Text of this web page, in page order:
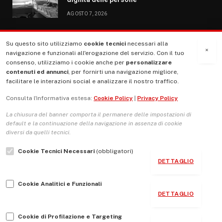
AGOSTO 7, 2026
MENU
La Nostra Storia
Le Copertine
L’Associazione
Indirizzo Socio Politico Culturale
Guida per le autrici e gli autori
×
Su questo sito utilizziamo cookie tecnici necessari alla
navigazione e funzionali all'erogazione del servizio. Con il tuo
consenso, utilizziamo i cookie anche per personalizzare
contenuti ed annunci, per fornirti una navigazione migliore,
facilitare le interazioni social e analizzare il nostro traffico.
Consulta l'informativa estesa: Cookie Policy Privacy Policy
La chiusura del banner comporta il permanere delle impostazioni di
default e la continuazione della navigazione in assenza di cookie
diversi da quelli tecnici.
Cookie Tecnici Necessari (obbligatori)
DETTAGLIO
Cookie Analitici e Funzionali
DETTAGLIO
Cookie di Profilazione e Targeting